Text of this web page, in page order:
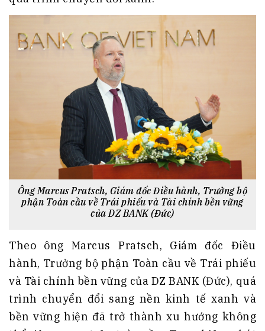
Ông Marcus Pratsch, Giám đốc Điều hành, Trưởng bộ
phận Toàn cầu về Trái phiếu và Tài chính bền vững
của DZ BANK (Đức)
Theo ông Marcus Pratsch, Giám đốc Điều
hành, Trưởng bộ phận Toàn cầu về Trái phiếu
và Tài chính bền vững của DZ BANK (Đức), quá
trình chuyển đổi sang nền kinh tế xanh và
bền vững hiện đã trở thành xu hướng không